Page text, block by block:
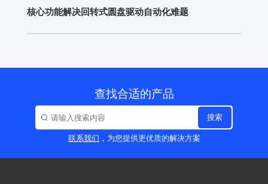
核心功能解决回转式圆盘驱动自动化难题
查找合适的产品
搜索
联系我们 ，为您提供更优质的解决方案